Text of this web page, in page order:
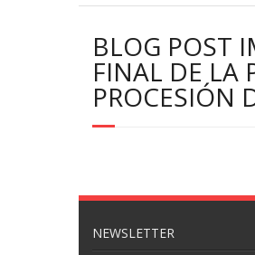
BLOG POST
FINAL DE LA
PROCESIÓN
NEWSLETTER